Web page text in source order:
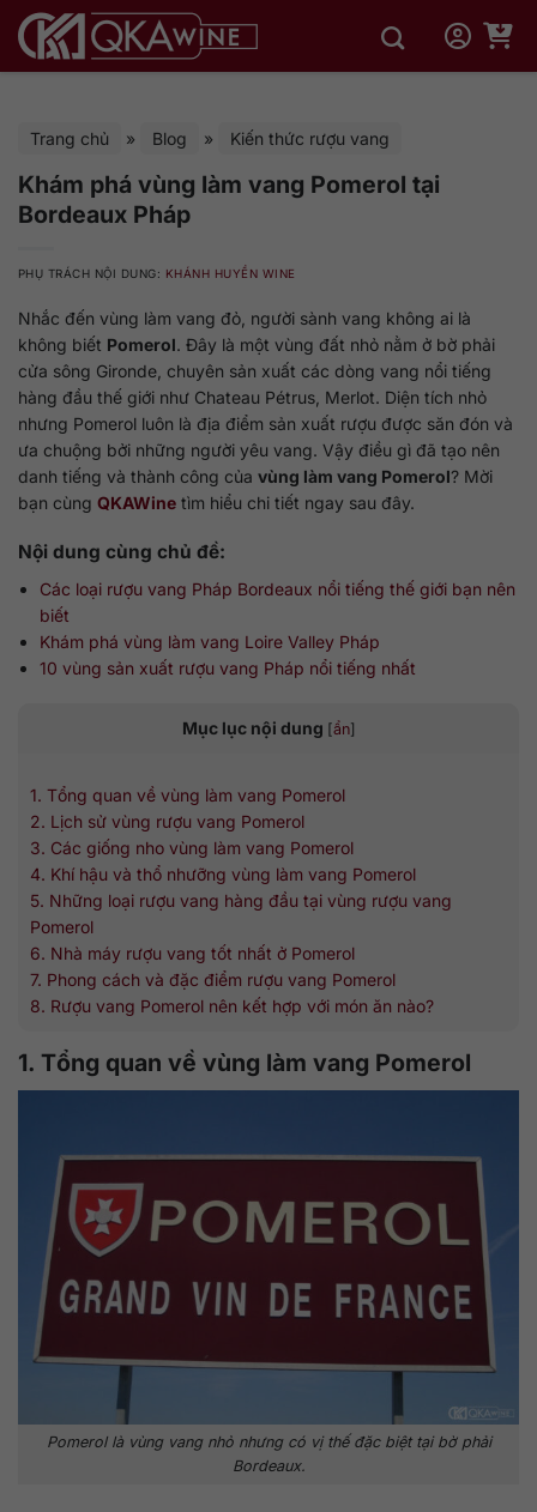
qua
Trang chủ » Blog » Kiến thức rượu vang
Khám phá vùng làm vang Pomerol tại
Bordeaux Pháp
PHỤ TRÁCH NỘI DUNG: KHÁNH HUYỀN WINE
Nhắc đến vùng làm vang đỏ, người sành vang không ai là
không biết Pomerol. Đây là một vùng đất nhỏ nằm ở bờ phải
cửa sông Gironde, chuyên sản xuất các dòng vang nổi tiếng
hàng đầu thế giới như Chateau Pétrus, Merlot. Diện tích nhỏ
nhưng Pomerol luôn là địa điểm sản xuất rượu được săn đón và
ưa chuộng bởi những người yêu vang. Vậy điều gì đã tạo nên
danh tiếng và thành công của vùng làm vang Pomerol? Mời
bạn cùng QKAWine tìm hiểu chi tiết ngay sau đây.
Nội dung cùng chủ đề:
Các loại rượu vang Pháp Bordeaux nổi tiếng thế giới bạn nên
biết
Khám phá vùng làm vang Loire Valley Pháp
10 vùng sản xuất rượu vang Pháp nổi tiếng nhất
Mục lục nội dung [ẩn]
1. Tổng quan về vùng làm vang Pomerol
2. Lịch sử vùng rượu vang Pomerol
3. Các giống nho vùng làm vang Pomerol
4. Khí hậu và thổ nhưỡng vùng làm vang Pomerol
5. Những loại rượu vang hàng đầu tại vùng rượu vang
Pomerol
6. Nhà máy rượu vang tốt nhất ở Pomerol
7. Phong cách và đặc điểm rượu vang Pomerol
8. Rượu vang Pomerol nên kết hợp với món ăn nào?
1. Tổng quan về vùng làm vang Pomerol
Pomerol là vùng vang nhỏ nhưng có vị thế đặc biệt tại bờ phải
Bordeaux.